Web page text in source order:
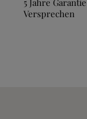
Versprechen